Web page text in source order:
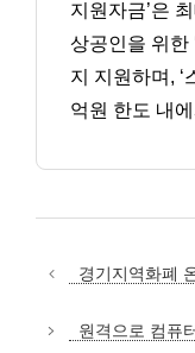
지원자금’은
상공인을 위한
지 지원하며, ‘
억원 한도 내
경기지역화폐
원격으로 컴퓨